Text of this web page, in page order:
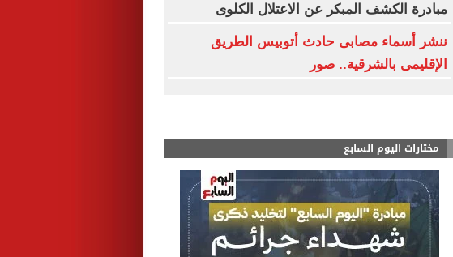
مبادرة الكشف المبكر عن الاعتلال الكلوى
ننشر أسماء مصابى حادث أتوبيس الطريق
الإقليمى بالشرقية.. صور
مختارات اليوم السابع